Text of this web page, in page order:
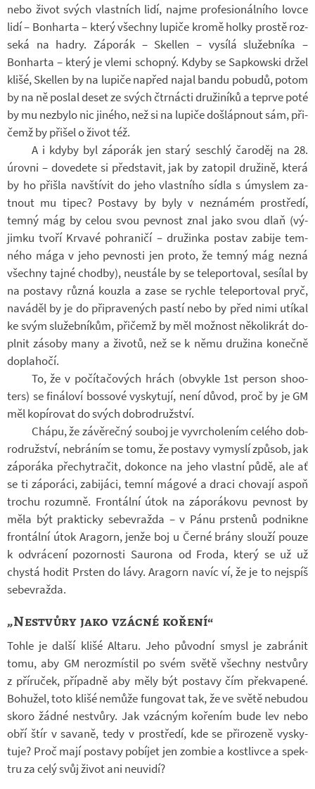
nebo život svých vlast­ních lidí, najme pro­fe­si­o­nál­ního lovce
lidí – Bonharta – který všechny lu­piče kromě holky prostě roz­
seká na hadry. Zá­po­rák – Skellen – vy­sílá slu­žeb­níka –
Bonharta – který je vlemi schopný. Kdyby se Sap­kowski držel
klišé, Skellen by na lu­piče na­před najal bandu po­budů, potom
by na ně po­slal deset ze svých čtr­nácti dru­ži­níků a te­prve poté
by mu ne­zbylo nic ji­ného, než si na lu­piče do­šláp­nout sám, při­
čemž by při­šel o život též.
A i kdyby byl zá­po­rák jen starý se­schlý ča­ro­děj na 28.
úrovni – do­ve­dete si před­sta­vit, jak by za­to­pil dru­žině, která
by ho při­šla na­vští­vit do jeho vlast­ního sídla s úmys­lem za­
tnout mu tipec? Po­stavy by byly v ne­zná­mém pro­středí,
temný mág by celou svou pev­nost znal jako svou dlaň (vý­
jimku tvoří Kr­vavé po­hra­ničí – dru­žinka po­stav za­bije tem­
ného mága v jeho pev­nosti jen proto, že temný mág nezná
všechny tajné chodby), ne­u­stále by se te­le­por­to­val, se­sí­lal by
na po­stavy různá kouzla a zase se rychle te­le­por­to­val pryč,
na­vá­děl by je do při­pra­ve­ných pastí nebo by před nimi utí­kal
ke svým slu­žeb­ní­kům, při­čemž by měl mož­nost ně­ko­li­krát do­
pl­nit zá­soby many a ži­votů, než se k němu dru­žina ko­nečně
do­pla­hočí.
To, že v po­čí­ta­čo­vých hrách (ob­vykle 1st per­son sho­o­
ters) se fi­ná­loví bos­sové vy­sky­tují, není důvod, proč by je GM
měl ko­pí­ro­vat do svých dob­ro­druž­ství.
Chápu, že zá­vě­rečný sou­boj je vy­vr­cho­le­ním ce­lého dob­
ro­druž­ství, ne­brá­ním se tomu, že po­stavy vy­myslí způ­sob, jak
zá­po­ráka pře­chyt­ra­čit, do­konce na jeho vlastní půdě, ale ať
se ti zá­po­ráci, za­bi­jáci, temní má­gové a draci cho­vají aspoň
tro­chu ro­zumně. Fron­tální útok na zá­po­rá­kovu pev­nost by
měla být prak­ticky se­be­vražda – v Pánu prs­tenů pod­nikne
fron­tální útok Ara­gorn, jenže boj u Černé brány slouží pouze
k od­vrá­cení po­zor­nosti Sau­rona od Froda, který se už už
chystá hodit Prs­ten do lávy. Ara­gorn navíc ví, že je to nej­spíš
se­be­vražda.
„Nestvůry jako vzácné koření“
Tohle je další klišé Al­taru. Jeho pů­vodní smysl je za­brá­nit
tomu, aby GM ne­roz­mís­til po svém světě všechny ne­stvůry
z pří­ru­ček, pří­padně aby měly být po­stavy čím pře­kva­pené.
Bo­hu­žel, toto klišé ne­může fun­go­vat tak, že ve světě ne­bu­dou
skoro žádné ne­stvůry. Jak vzác­ným ko­ře­ním bude lev nebo
obří štír v sa­vaně, tedy v pro­středí, kde se při­ro­zeně vy­sky­
tuje? Proč mají po­stavy po­bí­jet jen zom­bie a kost­livce a spek­
tru za celý svůj život ani ne­u­vidí?